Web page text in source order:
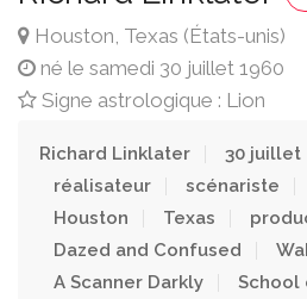
Houston, Texas (États-unis)
né le samedi 30 juillet 1960
Signe astrologique : Lion
Richard Linklater 30 juillet
réalisateur
scénariste
Houston
Texas
Dazed and Confused
A Scanner Darkly
School